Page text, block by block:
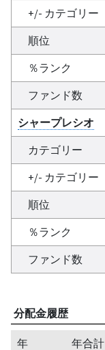
+/- カテゴリー
順位
％ランク
ファンド数
シャープレシオ
カテゴリー
+/- カテゴリー
順位
％ランク
ファンド数
分配金履歴
年 年合計